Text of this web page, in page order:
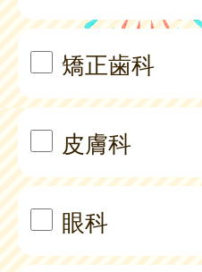
矯正歯科
皮膚科
眼科